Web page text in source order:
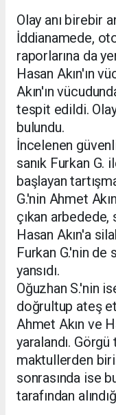
Olay anı birebir
İddianamede,
raporlarına da
Hasan Akın'ın
Akın'ın
tespit edildi.
bulundu.
İncelenen
sanık Furkan G.
başlayan
G.'nin Ahmet
çıkan arbedede,
Hasan Akın'a
Furkan G.'nin de
yansıdı.
Oğuzhan S.'nin
doğrultup ateş
Ahmet Akın ve
yaralandı. Görgü
maktullerden
sonrasında ise
tarafından